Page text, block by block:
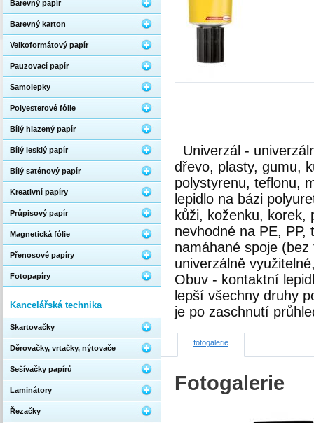
Univerzál -
dřevo, plasty, gumu,
polystyrenu, teflonu,
lepidlo na bázi
kůži, koženku, korek,
nevhodné na PE,
namáhané spoje
univerzálně
Obuv - kontaktní
lepší všechny druhy
je po zaschnutí
fotogalerie
Fotogalerie
Barevný papír
Barevný karton
Velkoformátový papír
Pauzovací papír
Samolepky
Polyesterové fólie
Bílý hlazený papír
Bílý lesklý papír
Bílý saténový papír
Kreativní papíry
Průpisový papír
Magnetická fólie
Přenosové papíry
Fotopapíry
Kancelářská technika
Skartovačky
Děrovačky, vrtačky, nýtovače
Sešívačky papírů
Laminátory
Řezačky